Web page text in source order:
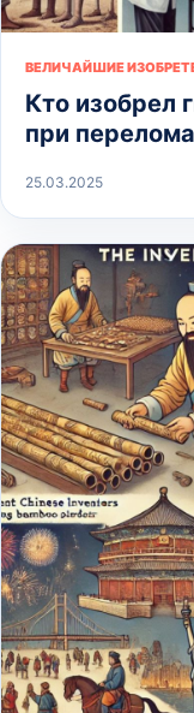
ВЕЛИЧАЙШИЕ
Кто изобрел
при
25.03.2025